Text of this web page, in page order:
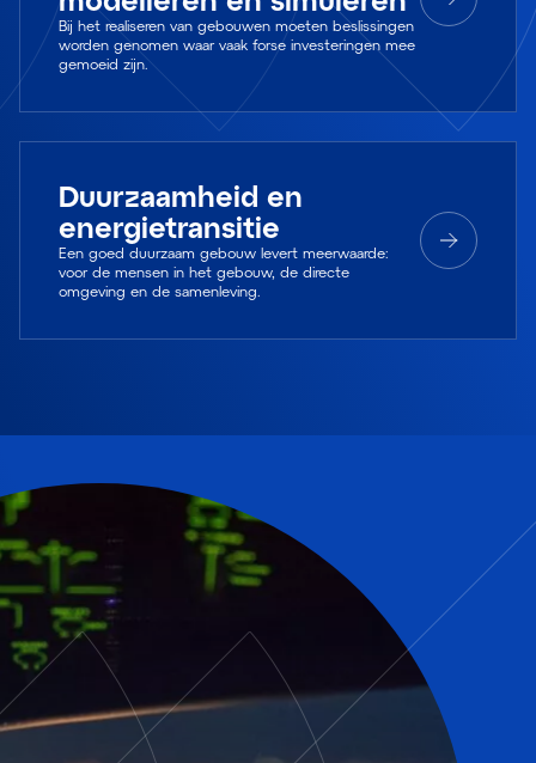
Bij het realiseren van gebouwen moeten beslissingen
worden genomen waar vaak forse investeringen mee
gemoeid zijn.
Duurzaamheid en
energietransitie
Een goed duurzaam gebouw levert meerwaarde:
voor de mensen in het gebouw, de directe
omgeving en de samenleving.